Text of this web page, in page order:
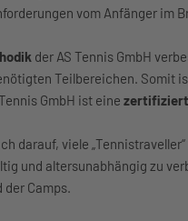
vom Anfänger im
der AS Tennis GmbH
Teilbereichen. Somit
GmbH ist eine
darauf, viele
und altersunabhängig zu
Camps.